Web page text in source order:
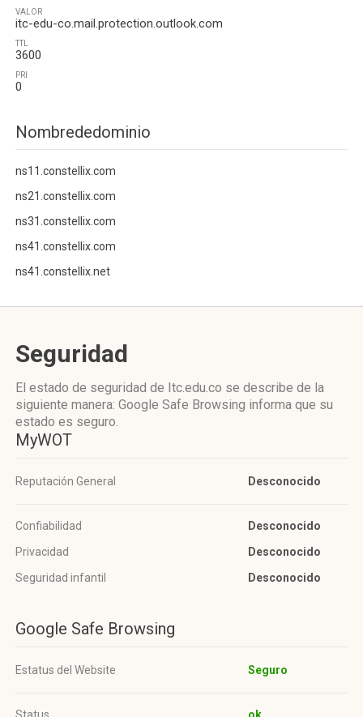
VALOR
itc-edu-co.mail.protection.outlook.com
TTL
3600
PRI
0
Nombrededominio
ns11.constellix.com
ns21.constellix.com
ns31.constellix.com
ns41.constellix.com
ns41.constellix.net
Seguridad
El estado de seguridad de Itc.edu.co se describe de la
siguiente manera: Google Safe Browsing informa que su
estado es seguro.
MyWOT
Reputación General Desconocido
Confiabilidad
Desconocido
Privacidad
Desconocido
Seguridad infantil
Desconocido
Google Safe Browsing
Estatus del Website Seguro